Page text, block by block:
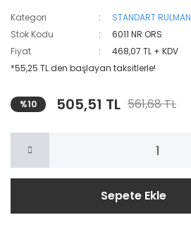
Kategori
STANDART RULMAN
Stok Kodu
6011 NR ORS
Fiyat
468,07 TL + KDV
*55,25 TL den başlayan taksitlerle!
%10 505,51 TL 561,68 TL
Sepete Ekle